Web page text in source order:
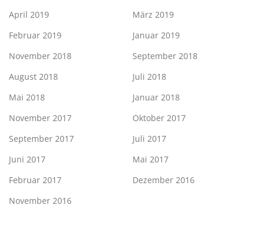
April 2019
März 2019
Februar 2019
Januar 2019
November 2018
September 2018
August 2018
Juli 2018
Mai 2018
Januar 2018
November 2017
Oktober 2017
September 2017
Juli 2017
Juni 2017
Mai 2017
Februar 2017
Dezember 2016
November 2016